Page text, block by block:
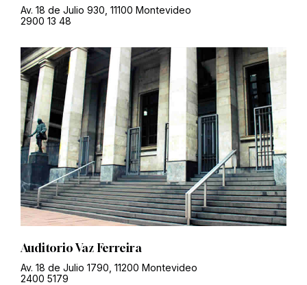
Av. 18 de Julio 930, 11100 Montevideo
2900 13 48
Auditorio Vaz Ferreira
Av. 18 de Julio 1790, 11200 Montevideo
2400 5179